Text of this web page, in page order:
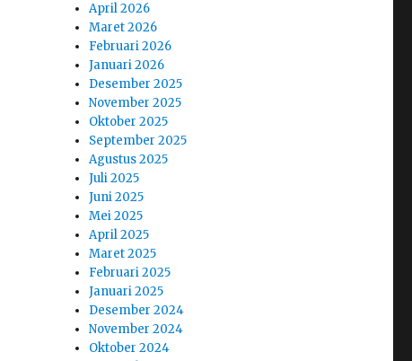
April 2026
Maret 2026
Februari 2026
Januari 2026
Desember 2025
November 2025
Oktober 2025
September 2025
Agustus 2025
Juli 2025
Juni 2025
Mei 2025
April 2025
Maret 2025
Februari 2025
Januari 2025
Desember 2024
November 2024
Oktober 2024